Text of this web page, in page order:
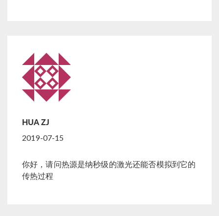
HUA ZJ
2019-07-15
你好，请问热源是纳秒级的激光还能否模拟到它的
传热过程